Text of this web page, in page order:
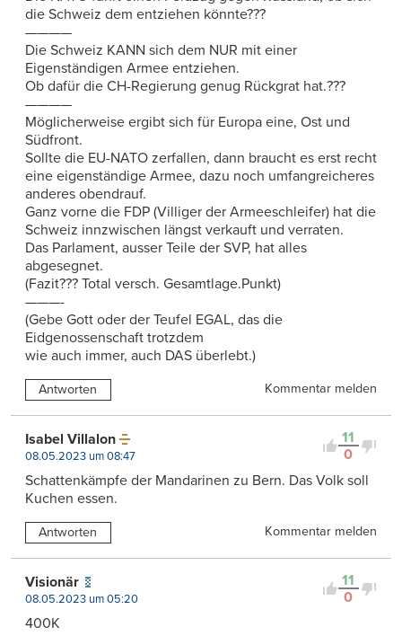
die Schweiz dem entziehen könnte???
————
Die Schweiz KANN sich dem NUR mit einer
Eigenständigen Armee entziehen.
Ob dafür die CH-Regierung genug Rückgrat hat.???
————
Möglicherweise ergibt sich für Europa eine, Ost und
Südfront.
Sollte die EU-NATO zerfallen, dann braucht es erst recht
eine eigenständige Armee, dazu noch umfangreicheres
anderes obendrauf.
Ganz vorne die FDP (Villiger der Armeeschleifer) hat die
Schweiz innzwischen längst verkauft und verraten.
Das Parlament, ausser Teile der SVP, hat alles
abgesegnet.
(Fazit??? Total versch. Gesamtlage.Punkt)
———-
(Gebe Gott oder der Teufel EGAL, das die
Eidgenossenschaft trotzdem
wie auch immer, auch DAS überlebt.)
Antworten Kommentar melden
11
0
Isabel Villalon
08.05.2023 um 08:47
Schattenkämpfe der Mandarinen zu Bern. Das Volk soll
Kuchen essen.
Antworten Kommentar melden
11
0
Visionär
08.05.2023 um 05:20
400K